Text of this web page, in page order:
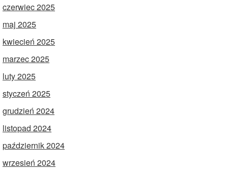
czerwiec 2025
maj 2025
kwiecień 2025
marzec 2025
luty 2025
styczeń 2025
grudzień 2024
listopad 2024
październik 2024
wrzesień 2024